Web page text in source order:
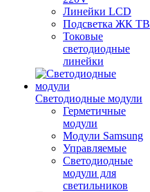
Линейки LCD
Подсветка ЖК ТВ
Токовые
светодиодные
линейки
Светодиодные модули
Герметичные
модули
Модули Samsung
Управляемые
Светодиодные
модули для
светильников